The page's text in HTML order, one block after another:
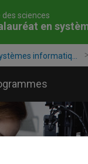
des sciences
en
informatiq...